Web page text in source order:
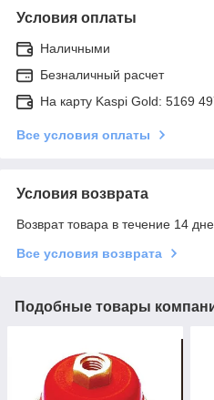
Условия оплаты
Наличными
Безналичный расчет
На карту Kaspi Gold: 5169
Все условия оплаты
Условия возврата
Возврат товара в течение 14
Все условия возврата
Подобные товары